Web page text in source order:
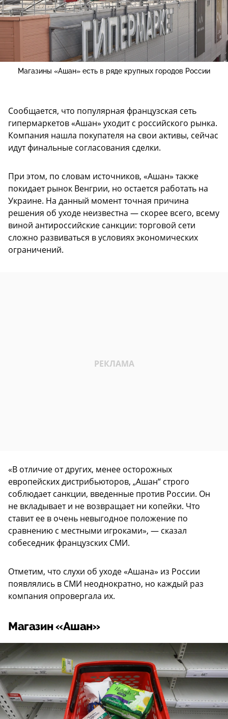
Магазины «Ашан» есть в ряде крупных городов России
Сообщается, что популярная французская сеть
гипермаркетов «Ашан» уходит с российского рынка.
Компания нашла покупателя на свои активы, сейчас
идут финальные согласования сделки.
При этом, по словам источников, «Ашан» также
покидает рынок Венгрии, но остается работать на
Украине. На данный момент точная причина
решения об уходе неизвестна — скорее всего, всему
виной антироссийские санкции: торговой сети
сложно развиваться в условиях экономических
ограничений.
«В отличие от других, менее осторожных
европейских дистрибьюторов, „Ашан“ строго
соблюдает санкции, введенные против России. Он
не вкладывает и не возвращает ни копейки. Что
ставит ее в очень невыгодное положение по
сравнению с местными игроками», — сказал
собеседник французских СМИ.
Отметим, что слухи об уходе «Ашана» из России
появлялись в СМИ неоднократно, но каждый раз
компания опровергала их.
Магазин «Ашан»